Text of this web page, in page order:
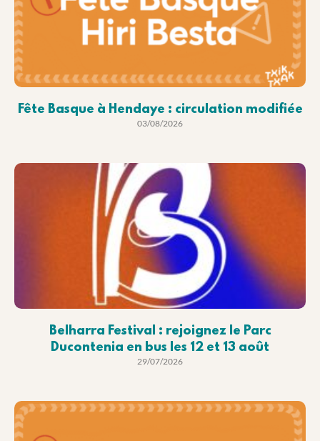
Fête Basque à Hendaye : circulation modifiée
03/08/2026
Belharra Festival : rejoignez le Parc
Ducontenia en bus les 12 et 13 août
29/07/2026